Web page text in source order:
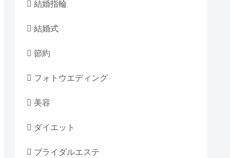
結婚指輪
結婚式
節約
フォトウエディング
美容
ダイエット
ブライダルエステ